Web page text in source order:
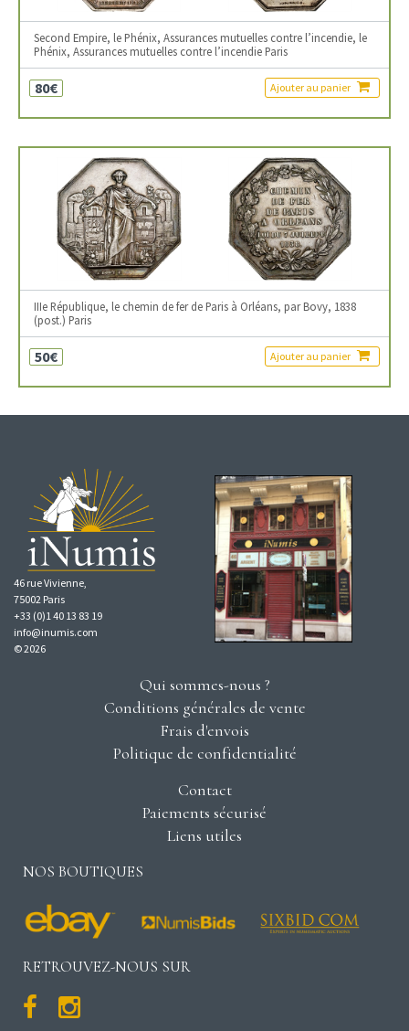
Second Empire, le Phénix, Assurances mutuelles contre l’incendie, le
Phénix, Assurances mutuelles contre l’incendie Paris
80€ Ajouter au panier
IIIe République, le chemin de fer de Paris à Orléans, par Bovy, 1838
(post.) Paris
50€ Ajouter au panier
46 rue Vivienne,
75002 Paris
+33 (0)1 40 13 83 19
info@inumis.com
© 2026
Qui sommes-nous ?
Conditions générales de vente
Frais d'envois
Politique de confidentialité
Contact
Paiements sécurisé
Liens utiles
NOS BOUTIQUES
RETROUVEZ-NOUS SUR